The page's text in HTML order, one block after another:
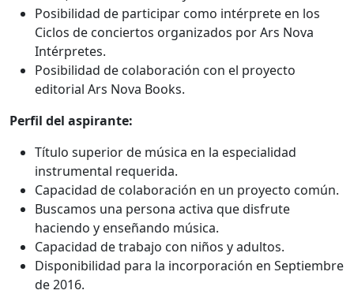
Posibilidad de participar como intérprete en los
Ciclos de conciertos organizados por Ars Nova
Intérpretes.
Posibilidad de colaboración con el proyecto
editorial Ars Nova Books.
Perfil del aspirante:
Título superior de música en la especialidad
instrumental requerida.
Capacidad de colaboración en un proyecto común.
Buscamos una persona activa que disfrute
haciendo y enseñando música.
Capacidad de trabajo con niños y adultos.
Disponibilidad para la incorporación en Septiembre
de 2016.